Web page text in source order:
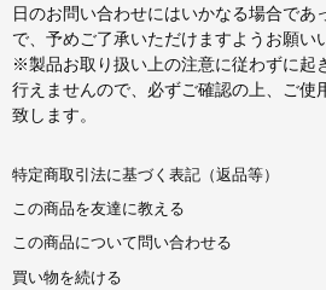
日のお問い合わせにはいかなる場合であ
で、予めご了承いただけますようお願い
※製品お取り扱い上の注意に従わずに起
行えませんので、必ずご確認の上、ご使
致します。
特定商取引法に基づく表記（返品等）
この商品を友達に教える
この商品について問い合わせる
買い物を続ける